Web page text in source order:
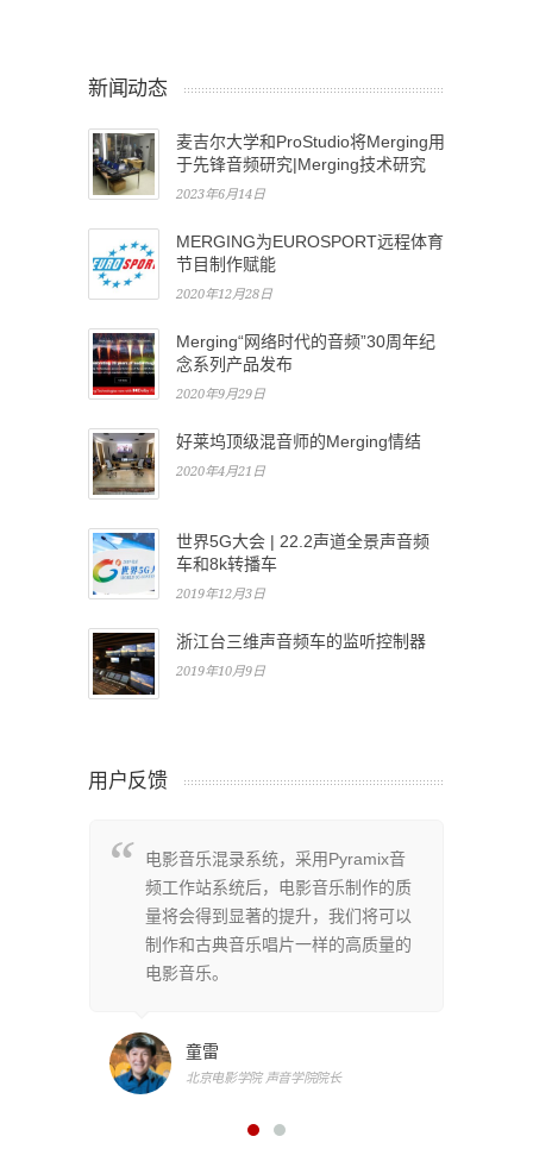
新闻动态
麦吉尔大学和ProStudio将Merging用
于先锋音频研究|Merging技术研究
2023年6月14日
MERGING为EUROSPORT远程体育
节目制作赋能
2020年12月28日
Merging“网络时代的音频”30周年纪
念系列产品发布
2020年9月29日
好莱坞顶级混音师的Merging情结
2020年4月21日
世界5G大会 | 22.2声道全景声音频
车和8k转播车
2019年12月3日
浙江台三维声音频车的监听控制器
2019年10月9日
用户反馈
电影音乐混录系统，采用Pyramix音
频工作站系统后，电影音乐制作的质
量将会得到显著的提升，我们将可以
制作和古典音乐唱片一样的高质量的
电影音乐。
童雷
北京电影学院 声音学院院长